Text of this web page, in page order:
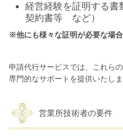
経営経験を証明する
契約書等 など）
※他にも様々な証明が必要な場合
申請代行サービスでは、これら
専門的なサポートを提供いたしま
営業所技術者の要件